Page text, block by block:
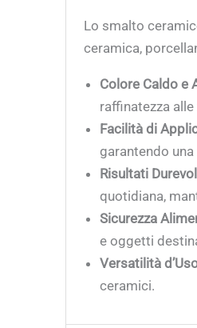
Lo smalto
ceramica,
Colore Caldo e
raffinatezza
Facilità di
garantendo
Risultati
quotidiana,
Sicurezza
e oggetti
Versatilità
ceramici.